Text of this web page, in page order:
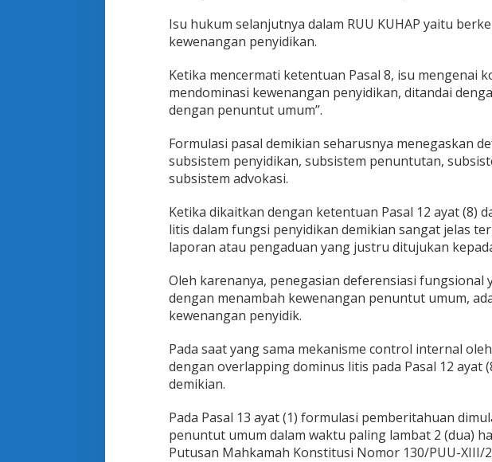
Isu hukum selanjutnya dalam RUU KUHAP yaitu
kewenangan penyidikan.
Ketika mencermati ketentuan Pasal 8, isu mengenai
mendominasi kewenangan penyidikan, ditandai
dengan penuntut umum”.
Formulasi pasal demikian seharusnya menegaskan
subsistem penyidikan, subsistem penuntutan,
subsistem advokasi.
Ketika dikaitkan dengan ketentuan Pasal 12 ayat (8)
litis dalam fungsi penyidikan demikian sangat jelas
laporan atau pengaduan yang justru ditujukan
Oleh karenanya, penegasian deferensiasi fungsional
dengan menambah kewenangan penuntut umum,
kewenangan penyidik.
Pada saat yang sama mekanisme control internal
dengan overlapping dominus litis pada Pasal 12 ayat
demikian.
Pada Pasal 13 ayat (1) formulasi pemberitahuan
penuntut umum dalam waktu paling lambat 2 (dua)
Putusan Mahkamah Konstitusi Nomor 130/PUU-XIII/